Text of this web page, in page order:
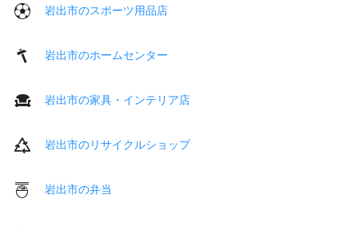
岩出市のスポーツ用品店
岩出市のホームセンター
岩出市の家具・インテリア店
岩出市のリサイクルショップ
岩出市の弁当